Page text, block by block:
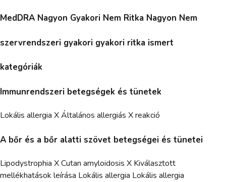
MedDRA Nagyon Gyakori Nem Ritka Nagyon Nem
szervrendszeri gyakori gyakori ritka ismert
kategóriák
Immunrendszeri betegségek és tünetek
Lokális allergia X Általános allergiás X reakció
A bőr és a bőr alatti szövet betegségei és tünetei
Lipodystrophia X Cutan amyloidosis X Kiválasztott
mellékhatások leírása Lokális allergia Lokális allergia